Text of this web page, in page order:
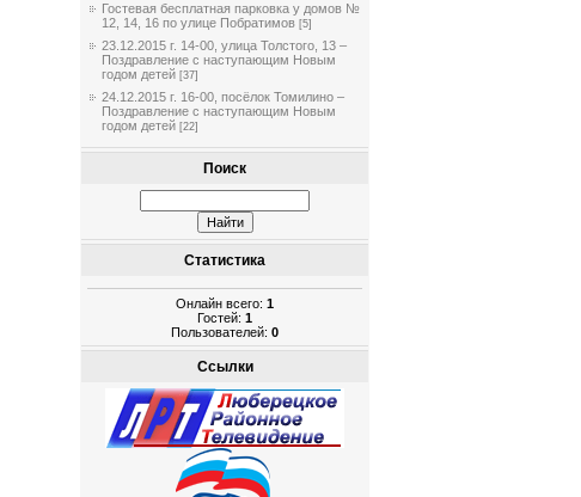
Гостевая бесплатная парковка у домов №
12, 14, 16 по улице Побратимов [5]
23.12.2015 г. 14-00, улица Толстого, 13 –
Поздравление с наступающим Новым
годом детей [37]
24.12.2015 г. 16-00, посёлок Томилино –
Поздравление с наступающим Новым
годом детей [22]
Поиск
Статистика
Онлайн всего:1
Гостей:1
Пользователей:0
Ссылки